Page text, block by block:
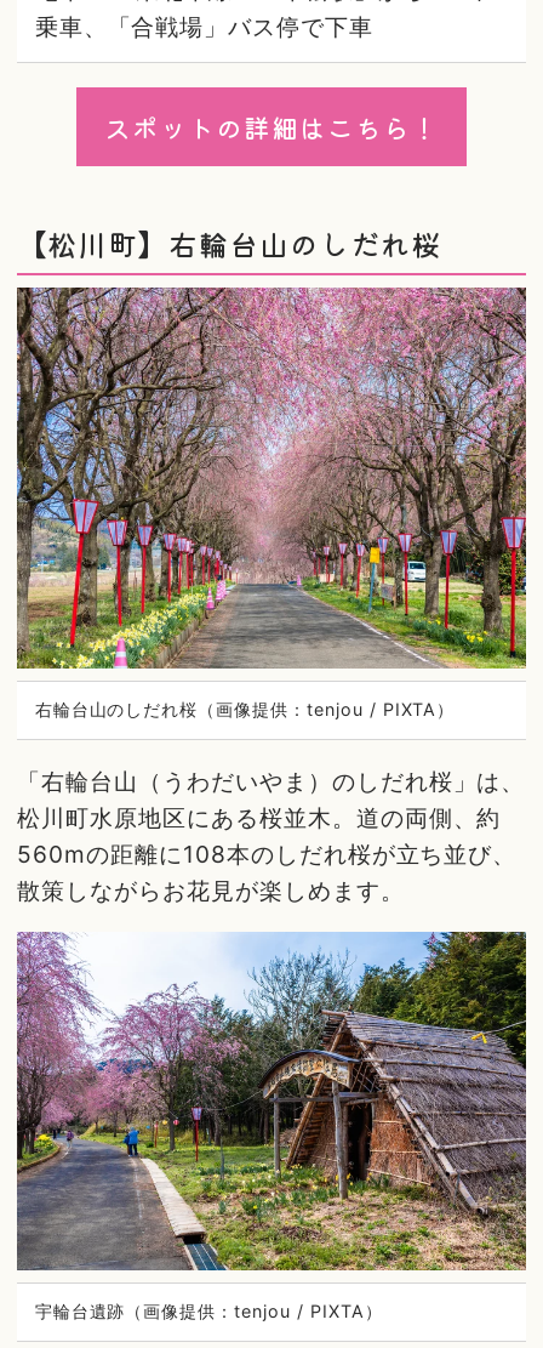
乗車、「合戦場」バス停で下車
スポットの詳細はこちら！
【松川町】右輪台山のしだれ桜
右輪台山のしだれ桜（画像提供：tenjou / PIXTA）
「右輪台山（うわだいやま）のしだれ桜」は、
松川町水原地区にある桜並木。道の両側、約
560mの距離に108本のしだれ桜が立ち並び、
散策しながらお花見が楽しめます。
宇輪台遺跡（画像提供：tenjou / PIXTA）